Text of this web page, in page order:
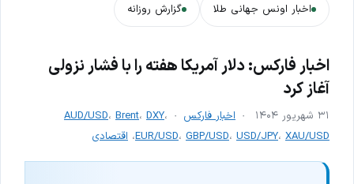
اخبار اونس جهانی طلا گزارش روزانه
اخبار فارکس: دلار آمریکا هفته را با فشار نزولی
آغاز کرد
۳۱ شهریور ۱۴۰۴ اخبار فارکس AUD/USD، Brent، DXY،
EUR/USD، GBP/USD، USD/JPY، XAU/USD ، اقتصادی